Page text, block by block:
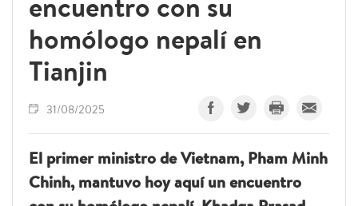
homólogo nepalí en
Tianjin
31/08/2025
El primer ministro de Vietnam, Pham Minh
Chinh, mantuvo hoy aquí un encuentro